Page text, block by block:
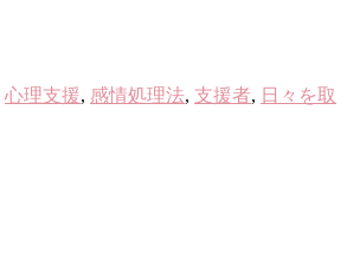
心理支援, 感情処理法, 支援者, 日々を取